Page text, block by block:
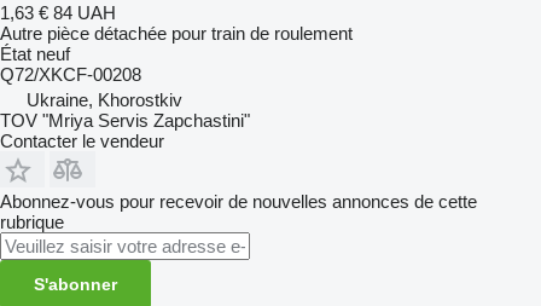
1,63 € 84 UAH
Autre pièce détachée pour train de roulement
État neuf
Q72/XKCF-00208
Ukraine, Khorostkiv
TOV "Mriya Servis Zapchastini"
Contacter le vendeur
Abonnez-vous pour recevoir de nouvelles annonces de cette
rubrique
S'abonner